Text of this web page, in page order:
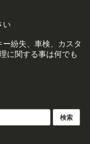
い
紛失、車検、カスタ
に関する事は何でも